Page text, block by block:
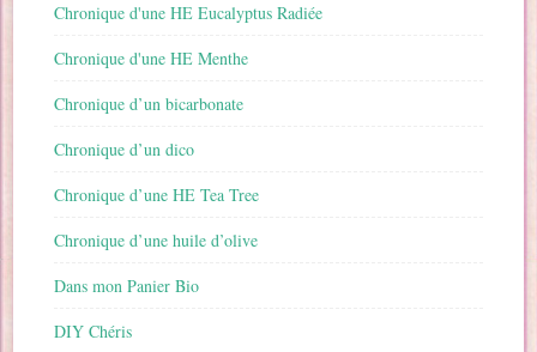
Chronique d'une HE Eucalyptus Radiée
Chronique d'une HE Menthe
Chronique d’un bicarbonate
Chronique d’un dico
Chronique d’une HE Tea Tree
Chronique d’une huile d’olive
Dans mon Panier Bio
DIY Chéris